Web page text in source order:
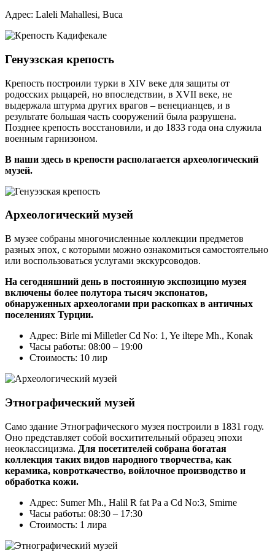
Адрес: Laleli Mahallesi, Buca
Генуэзская крепость
Крепость построили турки в XIV веке для защиты от
родосских рыцарей, но впоследствии, в XVII веке, не
выдержала штурма других врагов – венецианцев, и в
результате большая часть сооружений была разрушена.
Позднее крепость восстановили, и до 1833 года она служила
военным гарнизоном.
В наши здесь в крепости располагается археологический
музей.
Археологический музей
В музее собраны многочисленные коллекции предметов
разных эпох, с которыми можно ознакомиться самостоятельно
или воспользоваться услугами экскурсоводов.
На сегодняшний день в постоянную экспозицию музея
включены более полутора тысяч экспонатов,
обнаруженных археологами при раскопках в античных
поселениях Турции.
Адрес: Birle mi Milletler Cd No: 1, Ye iltepe Mh., Konak
Часы работы: 08:00 – 19:00
Стоимость: 10 лир
Этнографический музей
Само здание Этнографического музея построили в 1831 году.
Оно представляет собой восхитительный образец эпохи
неоклассицизма. Для посетителей собрана богатая
коллекция таких видов народного творчества, как
керамика, ковроткачество, войлочное производство и
обработка кожи.
Адрес: Sumer Mh., Halil R fat Pa a Cd No:3, Smirne
Часы работы: 08:30 – 17:30
Стоимость: 1 лира